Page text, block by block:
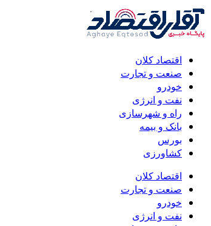
اقتصاد کلان
صنعت و تجارت
خودرو
نفت و انرژی
راه و شهرسازی
بانک و بیمه
بورس
کشاورزی
اقتصاد کلان
صنعت و تجارت
خودرو
نفت و انرژی